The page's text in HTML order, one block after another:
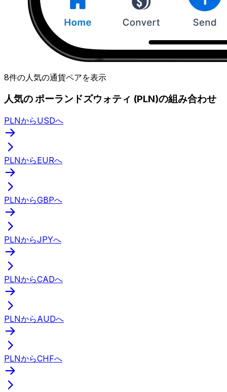
8件の人気の通貨ペアを表示
人気の ポーランドズウォティ (PLN)の組み合わせ
PLNからUSDへ
PLNからEURへ
PLNからGBPへ
PLNからJPYへ
PLNからCADへ
PLNからAUDへ
PLNからCHFへ